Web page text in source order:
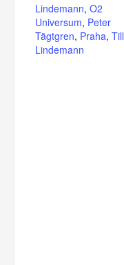
Lindemann, O2
Universum, Peter
Tägtgren, Praha, Till
Lindemann